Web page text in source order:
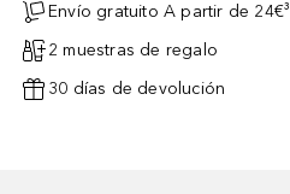
Envío gratuito A partir de 24€³
2 muestras de regalo
30 días de devolución